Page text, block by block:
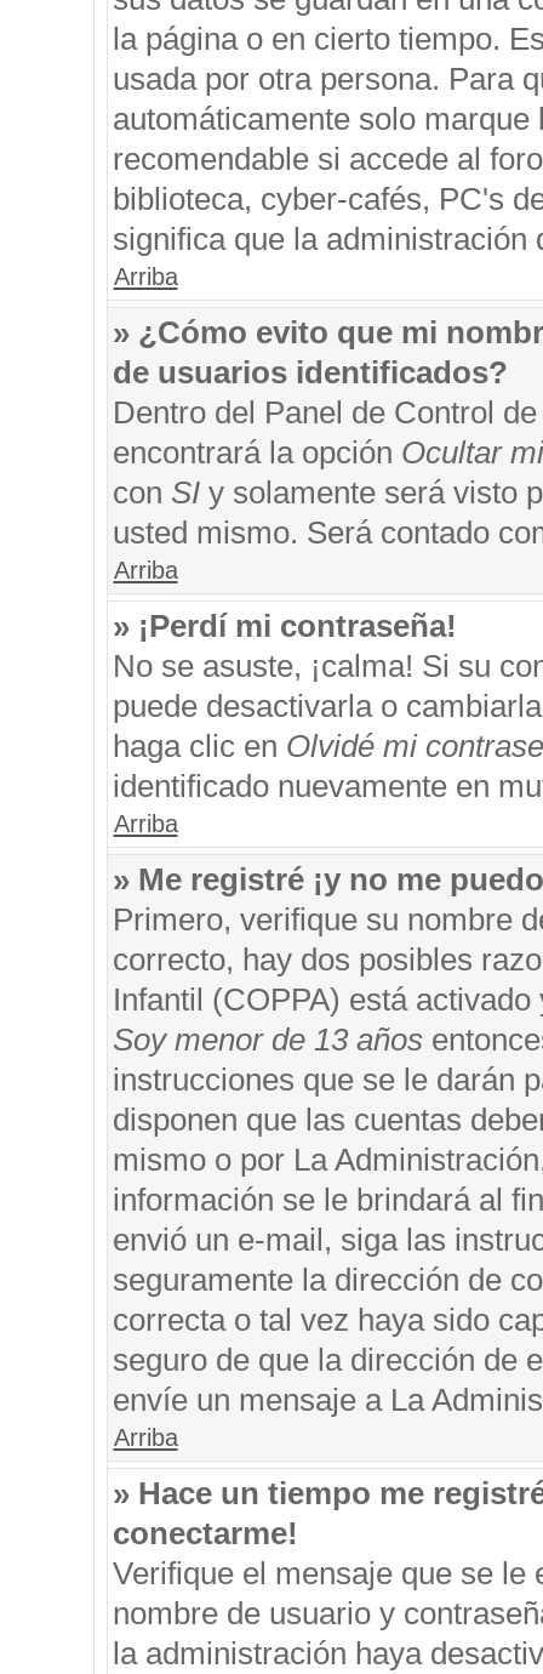
la página o en cierto tiempo.
usada por otra persona. Para
automáticamente solo
recomendable si accede al
biblioteca, cyber-cafés, PC's
significa que la administración
Arriba
» ¿Cómo evito que mi
de usuarios identificados?
Dentro del Panel de Control
encontrará la opción Ocultar
con SIy solamente será visto
usted mismo. Será contado
Arriba
» ¡Perdí mi contraseña!
No se asuste, ¡calma! Si su
puede desactivarla o
haga clic en Olvidé mi
identificado nuevamente en
Arriba
» Me registré ¡y no me
Primero, verifique su nombre
correcto, hay dos posibles
Infantil (COPPA) está
Soy menor de 13 años
instrucciones que se le darán
disponen que las cuentas
mismo o por La
información se le brindará al
envió un e-mail, siga las
seguramente la dirección de
correcta o tal vez haya sido
seguro de que la dirección de
envíe un mensaje a La
Arriba
» Hace un tiempo me
conectarme!
Verifique el mensaje que se
nombre de usuario y
la administración haya